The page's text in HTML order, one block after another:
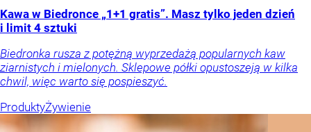
Kawa w Biedronce „1+1 gratis”. Masz tylko jeden dzień
i limit 4 sztuki
Biedronka rusza z potężną wyprzedażą popularnych kaw
ziarnistych i mielonych. Sklepowe półki opustoszeją w kilka
chwil, więc warto się pospieszyć.
ProduktyŻywienie